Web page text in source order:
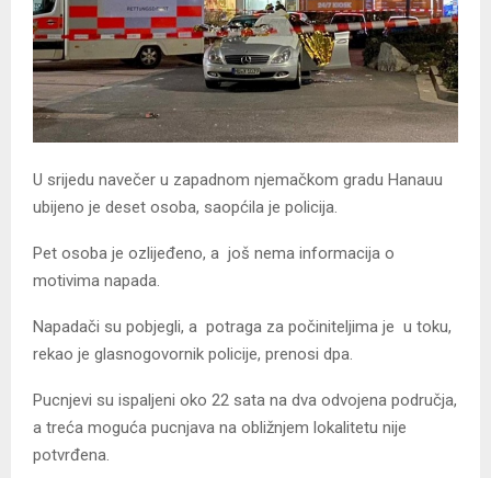
U srijedu navečer u zapadnom njemačkom gradu Hanauu
ubijeno je deset osoba, saopćila je policija.
Pet osoba je ozlijeđeno, a još nema informacija o
motivima napada.
Napadači su pobjegli, a potraga za počiniteljima je u toku,
rekao je glasnogovornik policije, prenosi dpa.
Pucnjevi su ispaljeni oko 22 sata na dva odvojena područja,
a treća moguća pucnjava na obližnjem lokalitetu nije
potvrđena.